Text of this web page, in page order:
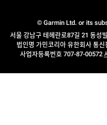
© Garmin Ltd. or its
서울 강남구 테헤란로87길 21 동성
법인명 가민코리아 유한회사 통
사업자등록번호 707-87-00572